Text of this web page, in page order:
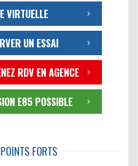
VIRTUELLE
UN ESSAI
RDV EN AGENCE
E85 POSSIBLE
POINTS FORTS